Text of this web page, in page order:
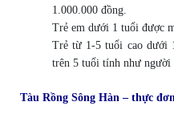
1.000.000 đồng.
Trẻ em dưới 1 tuổi được
Trẻ từ 1-5 tuổi cao dưới
trên 5 tuổi tính như người
Tàu Rồng Sông Hàn – thực